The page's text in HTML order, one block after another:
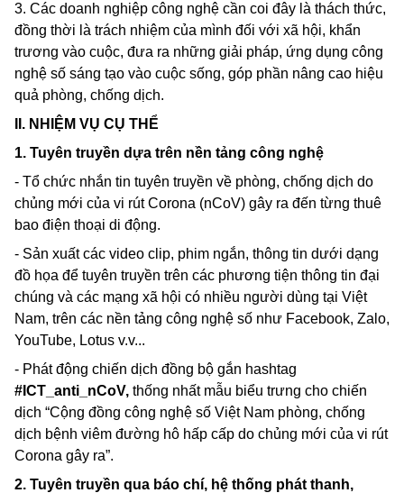
3. Các doanh nghiệp công nghệ cần coi đây là thách thức,
đồng thời là trách nhiệm của mình đối với xã hội, khẩn
trương vào cuộc, đưa ra những giải pháp, ứng dụng công
nghệ số sáng tạo vào cuộc sống, góp phần nâng cao hiệu
quả phòng, chống dịch.
II. NHIỆM VỤ CỤ THỂ
1. Tuyên truyền dựa trên nền tảng công nghệ
- Tổ chức nhắn tin tuyên truyền về phòng, chống dịch do
chủng mới của vi rútCorona (nCoV) gây ra đến từng thuê
bao điện thoại di động.
- Sản xuất các video clip, phim ngắn, thông tin dưới dạng
đồ họa để tuyên truyền trên các phương tiện thông tin đại
chúng và các mạng xã hội có nhiều người dùng tại Việt
Nam, trên các nền tảng công nghệ số như Facebook, Zalo,
YouTube, Lotus v.v...
- Phát động chiến dịch đồng bộ gắn hashtag
#ICT_anti_nCoV, thống nhất mẫu biểu trưng cho chiến
dịch “Cộng đồng công nghệ số Việt Nam phòng, chống
dịch bệnh viêm đường hô hấp cấp do chủng mới của vi rút
Corona gây ra”.
2. Tuyên truyền qua báo chí, hệ thống phát thanh,